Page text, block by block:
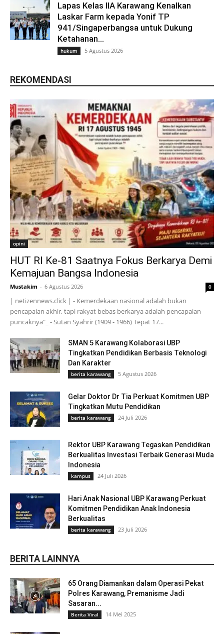
Lapas Kelas IIA Karawang Kenalkan
Laskar Farm kepada Yonif TP
941/Singaperbangsa untuk Dukung
Ketahanan...
hukum 5 Agustus 2026
REKOMENDASI
opini
HUT RI Ke-81 Saatnya Fokus Berkarya Demi
Kemajuan Bangsa Indonesia
Mustakim - 6 Agustus 2026 0
| netizennews.click | - Kemerdekaan nasional adalah bukan
pencapaian akhir, tapi rakyat bebas berkarya adalah pencapaian
puncaknya"_ - Sutan Syahrir (1909 - 1966) Tepat 17...
SMAN 5 Karawang Kolaborasi UBP
Tingkatkan Pendidikan Berbasis Teknologi
Dan Karakter
berita karawang 5 Agustus 2026
Gelar Doktor Dr Tia Perkuat Komitmen UBP
Tingkatkan Mutu Pendidikan
berita karawang 24 Juli 2026
Rektor UBP Karawang Tegaskan Pendidikan
Berkualitas Investasi Terbaik Generasi Muda
Indonesia
kampus 24 Juli 2026
Hari Anak Nasional UBP Karawang Perkuat
Komitmen Pendidikan Anak Indonesia
Berkualitas
berita karawang 23 Juli 2026
BERITA LAINNYA
65 Orang Diamankan dalam Operasi Pekat
Polres Karawang, Premanisme Jadi
Sasaran...
Berita Viral 14 Mei 2025